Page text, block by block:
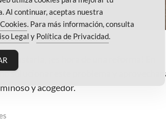
gustaría, ¡es hora de una reforma! En
solucionar este problema y aprovechar
y acogedor.
Al continuar, aceptas nuestra
. Para más información, consulta
Legal y Política de Privacidad